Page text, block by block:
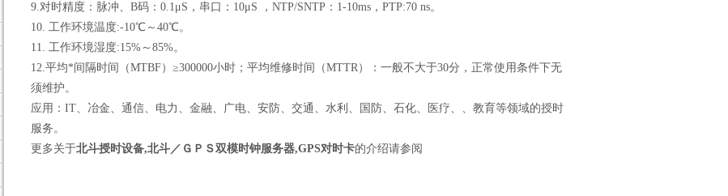
9.对时精度：脉冲、B码：0.1μS，串口：10μS ，NTP/SNTP：1-10ms，PTP:70 ns。
10. 工作环境温度:-10℃～40℃。
11. 工作环境湿度:15%～85%。
12.平均*间隔时间（MTBF）≥300000小时；平均维修时间（MTTR）：一般不大于30分，正常使用条件下无
须维护。
应用：IT、冶金、通信、电力、金融、广电、安防、交通、水利、国防、石化、医疗、、教育等领域的授时
服务。
更多关于北斗授时设备,北斗／ＧＰＳ双模时钟服务器,GPS对时卡的介绍请参阅